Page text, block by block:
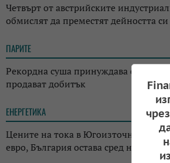
Четвърт от австрийските
обмислят да преместят дейността
ПАРИТЕ
Рекордна суша принуждава
продават добитък
ЕНЕРГЕТИКА
Цените на тока в Югоизточна
евро, България остава сред най-